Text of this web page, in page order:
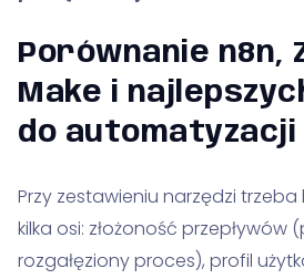
Porównanie n8n,
Make i
do
Przy zestawieniu narzędzi
kilka osi: złożoność przepływów
rozgałęziony proces), profil